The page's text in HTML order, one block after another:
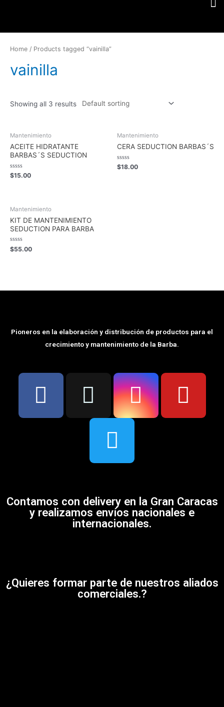
Home / Products tagged “vainilla”
vainilla
Showing all 3 results
Mantenimiento
ACEITE HIDRATANTE
BARBAS´S SEDUCTION
Rated
0
$15.00
Mantenimiento
CERA SEDUCTION BARBAS´S
Rated
0
$18.00
Mantenimiento
KIT DE MANTENIMIENTO
SEDUCTION PARA BARBA
Rated
0
$55.00
Pioneros en la elaboración y distribución de productos para el
crecimiento y mantenimiento de la Barba.
Contamos con delivery en la Gran Caracas
y realizamos envíos nacionales e
internacionales.
¿Quieres formar parte de nuestros aliados
comerciales.?